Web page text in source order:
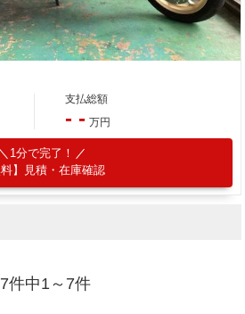
支払総額
- - 万円
1分で完了！
料】見積・在庫確認
7件中1～7件